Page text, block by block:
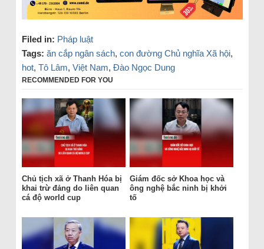
Filed in: Pháp luật
Tags: ăn cắp ngân sách, con đường Chủ nghĩa Xã hội,
hot, Tô Lâm, Việt Nam, Đào Ngọc Dung
RECOMMENDED FOR YOU
Chủ tịch xã ở Thanh Hóa bị
khai trừ đảng do liên quan
cá độ world cup
Giám đốc sở Khoa học và
ông nghệ bắc ninh bị khởi
tố